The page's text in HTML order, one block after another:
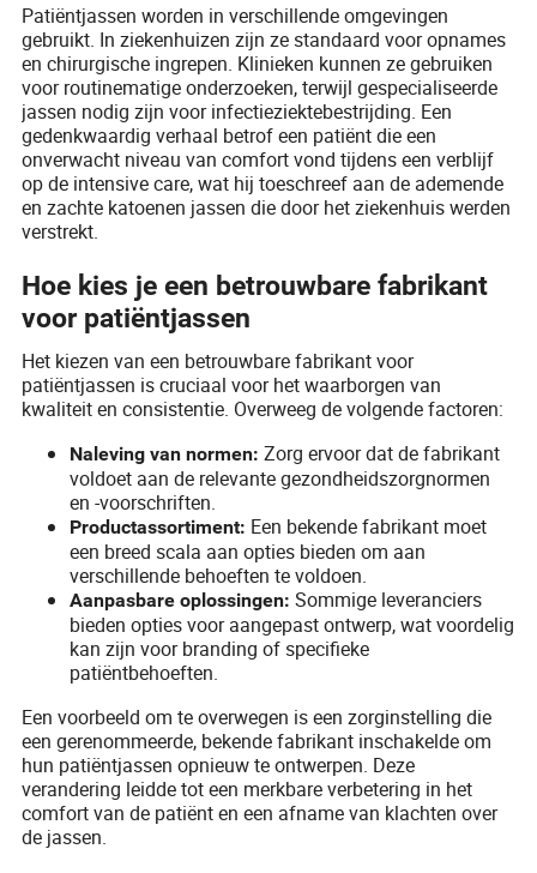
Patiëntjassen worden in verschillende omgevingen
gebruikt. In ziekenhuizen zijn ze standaard voor opnames
en chirurgische ingrepen. Klinieken kunnen ze gebruiken
voor routinematige onderzoeken, terwijl gespecialiseerde
jassen nodig zijn voor infectieziektebestrijding. Een
gedenkwaardig verhaal betrof een patiënt die een
onverwacht niveau van comfort vond tijdens een verblijf
op de intensive care, wat hij toeschreef aan de ademende
en zachte katoenen jassen die door het ziekenhuis werden
verstrekt.
Hoe kies je een betrouwbare fabrikant
voor patiëntjassen
Het kiezen van een betrouwbare fabrikant voor
patiëntjassen is cruciaal voor het waarborgen van
kwaliteit en consistentie. Overweeg de volgende factoren:
Naleving van normen: Zorg ervoor dat de fabrikant
voldoet aan de relevante gezondheidszorgnormen
en -voorschriften.
Productassortiment: Een bekende fabrikant moet
een breed scala aan opties bieden om aan
verschillende behoeften te voldoen.
Aanpasbare oplossingen: Sommige leveranciers
bieden opties voor aangepast ontwerp, wat voordelig
kan zijn voor branding of specifieke
patiëntbehoeften.
Een voorbeeld om te overwegen is een zorginstelling die
een gerenommeerde, bekende fabrikant inschakelde om
hun patiëntjassen opnieuw te ontwerpen. Deze
verandering leidde tot een merkbare verbetering in het
comfort van de patiënt en een afname van klachten over
de jassen.